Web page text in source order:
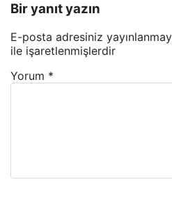
Bir yanıt yazın
E-posta adresiniz
ile işaretlenmişlerdir
Yorum *